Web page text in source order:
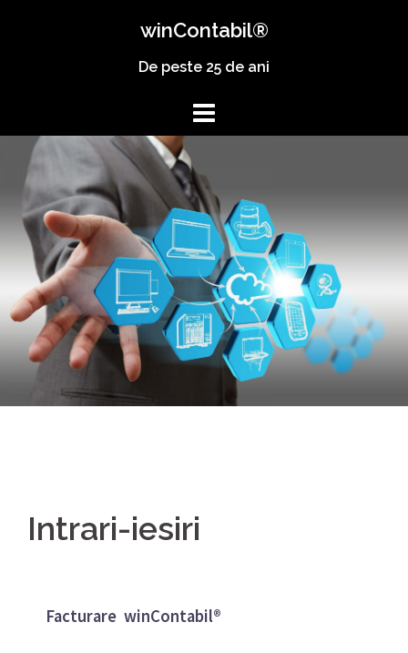
winContabil®
De peste 25 de ani
Intrari-iesiri
Facturare winContabil®